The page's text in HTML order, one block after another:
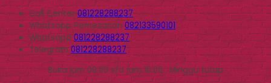
Call Center081228288237
WhatsappPemesanan 082133590101
Whatsapp081228288237
Telegram081228288237
Buka jam 09.00 s/d jam 16.00 , Minggu tutup